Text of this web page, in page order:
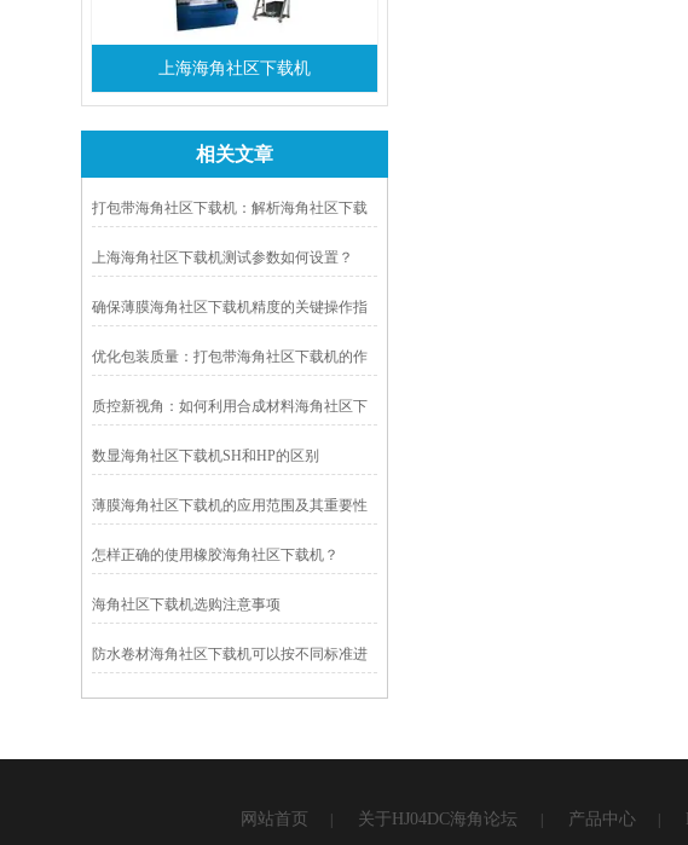
上海海角社区下载机
相关文章
打包带海角社区下载机：解析海角社区下载
上海海角社区下载机测试参数如何设置？
确保薄膜海角社区下载机精度的关键操作指
优化包装质量：打包带海角社区下载机的作
质控新视角：如何利用合成材料海角社区下
数显海角社区下载机SH和HP的区别
薄膜海角社区下载机的应用范围及其重要性
怎样正确的使用橡胶海角社区下载机？
海角社区下载机选购注意事项
防水卷材海角社区下载机可以按不同标准进
网站首页 关于HJ04DC海角论坛 产品中心